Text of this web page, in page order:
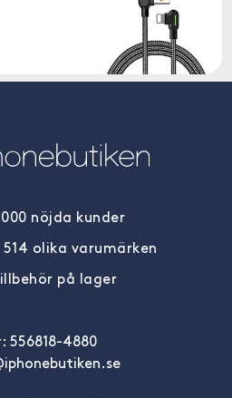
nöjda kunder
514 olika varumärken
på lager
556818-4880